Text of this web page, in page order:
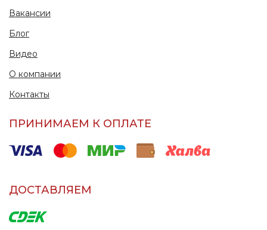
Вакансии
Блог
Видео
О компании
Контакты
ПРИНИМАЕМ К ОПЛАТЕ
ДОСТАВЛЯЕМ